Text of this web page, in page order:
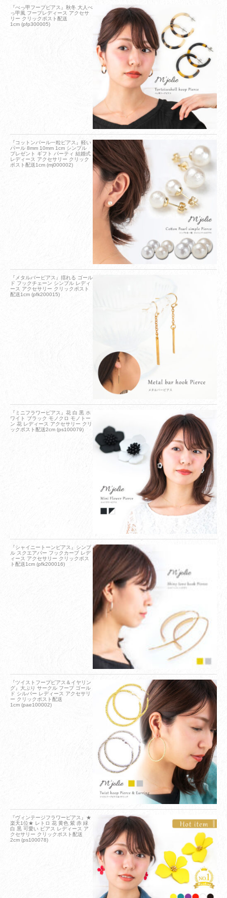
『べっ甲フープピアス』秋冬 大人べ
っ甲風 フープレディース アクセサ
リー クリックポスト配送
1cm (pfp300005)
『コットンパール一粒ピアス』軽い
パール 8mm 10mm 1cm シンプル
プレゼント ギフト パーティ 結婚式
レディース アクセサリー クリック
ポスト配送1cm (mj000002)
『メタルバーピアス』揺れる ゴール
ド フックチェーン シンプル レディ
ース アクセサリー クリックポスト
配送1cm (pfk200015)
『ミニフラワーピアス』花 白 黒 ホ
ワイト ブラック モノクロ モノトー
ン 花 レディース アクセサリー クリ
ックポスト配送2cm (ps100079)
『シャイニートーンピアス』シンプ
ル スクエアバー フックカーブ レデ
ィース アクセサリー クリックポス
ト配送1cm (pfk200016)
『ツイストフープピアス＆イヤリン
グ』大ぶり サークル フープ ゴール
ド シルバー レディース アクセサリ
ー クリックポスト配送
1cm (pae100002)
『ヴィンテージフラワーピアス』★
楽天1位★ レトロ 花 黄色 紫 赤 緑
白 黒 可愛い ピアス レディース ア
クセサリー クリックポスト配送
2cm (ps100078)